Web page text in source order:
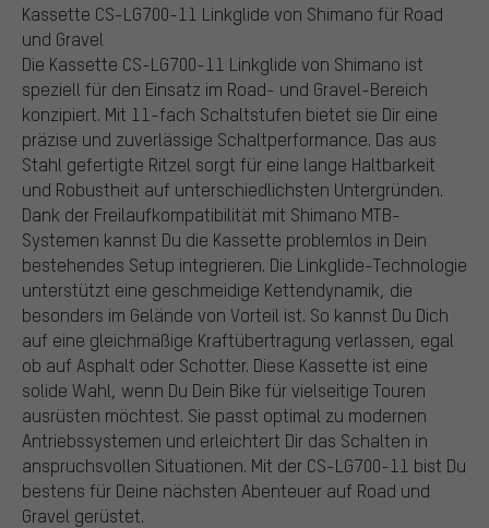
Kassette CS-LG700-11 Linkglide von Shimano für Road
und Gravel
Die Kassette CS-LG700-11 Linkglide von Shimano ist
speziell für den Einsatz im Road- und Gravel-Bereich
konzipiert. Mit 11-fach Schaltstufen bietet sie Dir eine
präzise und zuverlässige Schaltperformance. Das aus
Stahl gefertigte Ritzel sorgt für eine lange Haltbarkeit
und Robustheit auf unterschiedlichsten Untergründen.
Dank der Freilaufkompatibilität mit Shimano MTB-
Systemen kannst Du die Kassette problemlos in Dein
bestehendes Setup integrieren. Die Linkglide-Technologie
unterstützt eine geschmeidige Kettendynamik, die
besonders im Gelände von Vorteil ist. So kannst Du Dich
auf eine gleichmäßige Kraftübertragung verlassen, egal
ob auf Asphalt oder Schotter. Diese Kassette ist eine
solide Wahl, wenn Du Dein Bike für vielseitige Touren
ausrüsten möchtest. Sie passt optimal zu modernen
Antriebssystemen und erleichtert Dir das Schalten in
anspruchsvollen Situationen. Mit der CS-LG700-11 bist Du
bestens für Deine nächsten Abenteuer auf Road und
Gravel gerüstet.